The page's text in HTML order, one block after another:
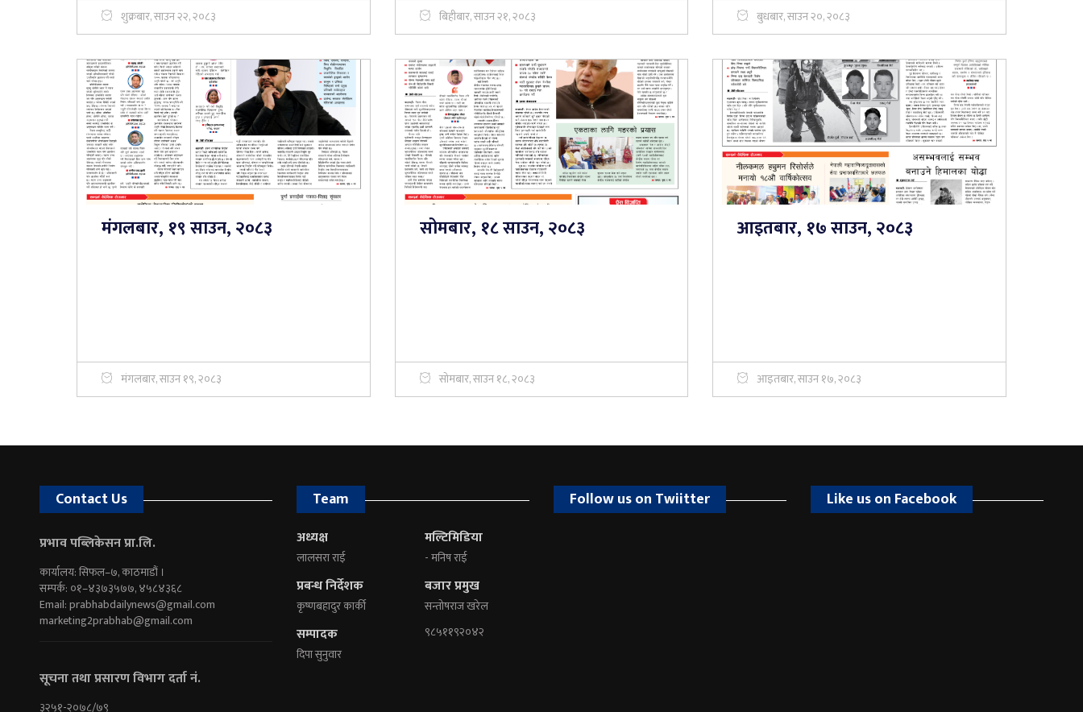
शुक्रबार, साउन २२, २०८३ बिहीबार, साउन २१, २०८३ बुधबार, साउन २०, २०८३
मंगलबार, १९ साउन, २०८३
मंगलबार, साउन १९, २०८३
सोमबार, १८ साउन, २०८३
सोमबार, साउन १८, २०८३
आइतबार, १७ साउन, २०८३
आइतबार, साउन १७, २०८३
Contact Us
प्रभाव पब्लिकेसन प्रा.लि.
कार्यालय: सिफल–७, काठमाडौं ।
सम्पर्क: ०१–४३७३५७७, ४५८४३६८
Email:prabhabdailynews@gmail.com
marketing2prabhab@gmail.com
सूचना तथा प्रसारण विभाग दर्ता नं.
३२५१-२०७८/७९
Team
अध्यक्ष
लालसरा राई
प्रबन्ध निर्देशक
कृष्णबहादुर कार्की
सम्पादक
दिपा सुनुवार
मल्टिमिडिया
- मनिष राई
बजार प्रमुख
सन्तोषराज खरेल
९८५११९२०४२
Follow us on Twiitter Like us on Facebook